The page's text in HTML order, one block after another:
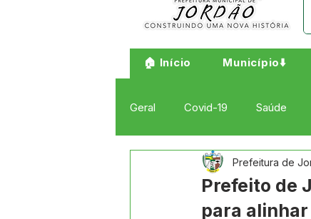
🏠 Início Município⬇️
Geral Covid-19 Saúde
Institucional e Governo
Prefeito de
para
Prefeitura de